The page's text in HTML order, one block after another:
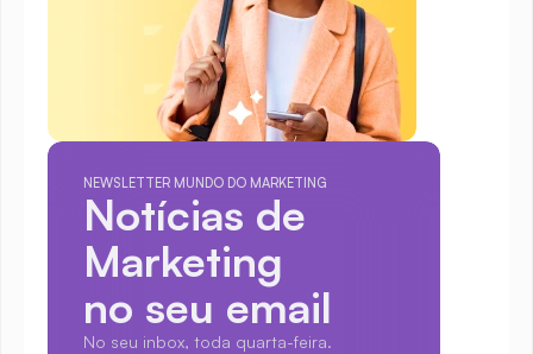
NEWSLETTER MUNDO DO MARKETING
Notícias de
Marketing
no seu email
No seu inbox, toda quarta-feira.